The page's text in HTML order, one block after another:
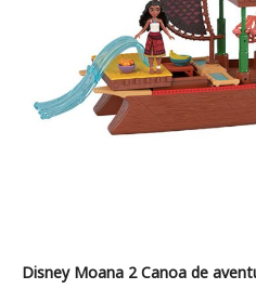
Disney Moana 2 Canoa de